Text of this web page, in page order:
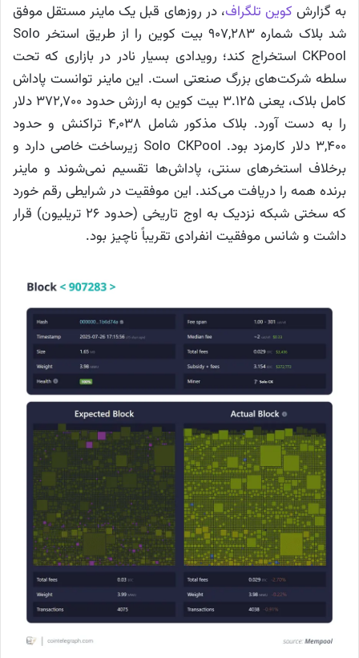
به گزارش کوین تلگراف، در روزهای قبل یک ماینر مستقل موفق
شد بلاک شماره ۹۰۷,۲۸۳ بیت‌ کوین را از طریق استخر Solo
CKPool استخراج کند؛ رویدادی بسیار نادر در بازاری که تحت
سلطه شرکت‌های بزرگ صنعتی است. این ماینر توانست پاداش
کامل بلاک، یعنی ۳.۱۲۵ بیت‌ کوین به ارزش حدود ۳۷۲,۷۰۰ دلار
را به دست آورد. بلاک مذکور شامل ۴,۰۳۸ تراکنش و حدود
۳,۴۰۰ دلار کارمزد بود. Solo CKPool زیرساخت خاصی دارد و
برخلاف استخرهای سنتی، پاداش‌ها تقسیم نمی‌شوند و ماینر
برنده همه را دریافت می‌کند. این موفقیت در شرایطی رقم خورد
که سختی شبکه نزدیک به اوج تاریخی (حدود ۲۶ تریلیون) قرار
داشت و شانس موفقیت انفرادی تقریباً ناچیز بود.